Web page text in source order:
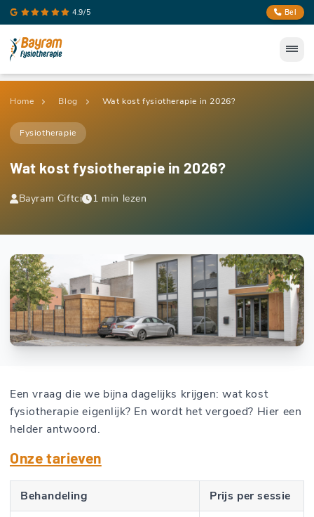
4.9/5 Bel
Home Blog Wat kost fysiotherapie in 2026?
Fysiotherapie
Wat kost fysiotherapie in 2026?
Bayram Ciftci 1 min lezen
Een vraag die we bijna dagelijks krijgen: wat kost
fysiotherapie eigenlijk? En wordt het vergoed? Hier een
helder antwoord.
Onze tarieven
Behandeling
Prijs per sessie